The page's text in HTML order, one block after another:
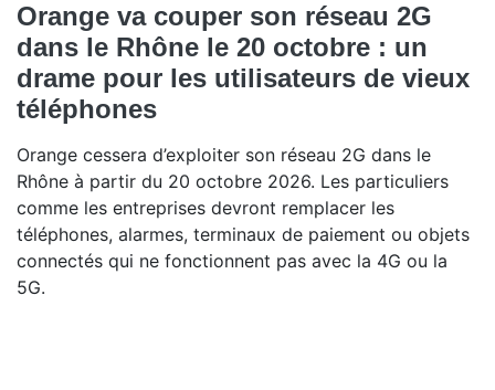
Orange va couper son réseau 2G
dans le Rhône le 20 octobre : un
drame pour les utilisateurs de vieux
téléphones
Orange cessera d’exploiter son réseau 2G dans le
Rhône à partir du 20 octobre 2026. Les particuliers
comme les entreprises devront remplacer les
téléphones, alarmes, terminaux de paiement ou objets
connectés qui ne fonctionnent pas avec la 4G ou la
5G.